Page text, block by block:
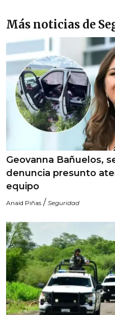
Más noticias de
Geovanna Bañuelos,
denuncia presunto
equipo
Anaid Piñas / Seguridad